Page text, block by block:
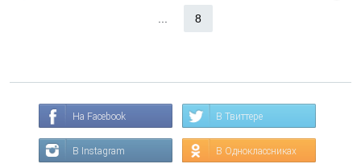
8
На Facebook В Твиттере
В Instagram В Одноклассниках